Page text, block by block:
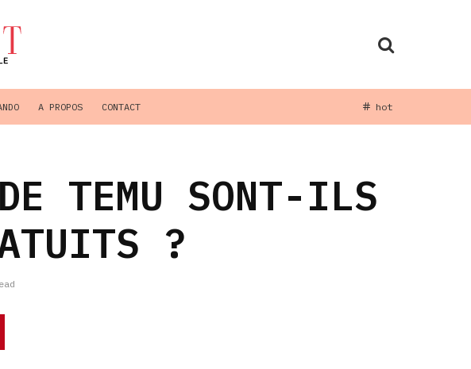
A PROPOS CONTACT hot
TEMU SONT-ILS
?